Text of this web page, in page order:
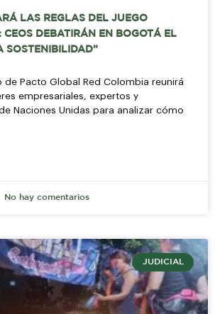
LAS REGLAS DEL JUEGO
CEOS DEBATIRÁN EN BOGOTÁ EL
SOSTENIBILIDAD”
de Pacto Global Red Colombia reunirá
empresariales, expertos y
Naciones Unidas para analizar cómo
No hay comentarios
JUDICIAL